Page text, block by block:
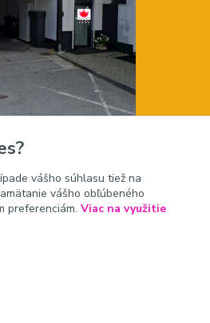
vášho súhlasu tiež na
vášho obľúbeného
preferenciám. Viac na využitie